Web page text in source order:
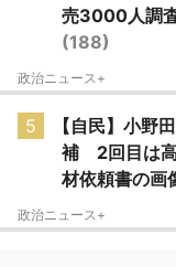
売3000人調
(188)
政治ニュース+
5
【自民】小野
補 2回目は高
材依頼書の
政治ニュース+